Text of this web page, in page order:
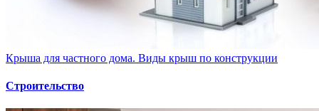
Крыша для частного дома. Виды крыш по конструкции
Строительство